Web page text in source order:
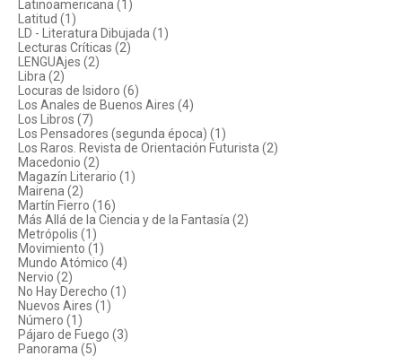
Latinoamericana (1)
Latitud (1)
LD - Literatura Dibujada (1)
Lecturas Críticas (2)
LENGUAjes (2)
Libra (2)
Locuras de Isidoro (6)
Los Anales de Buenos Aires (4)
Los Libros (7)
Los Pensadores (segunda época) (1)
Los Raros. Revista de Orientación Futurista (2)
Macedonio (2)
Magazín Literario (1)
Mairena (2)
Martín Fierro (16)
Más Allá de la Ciencia y de la Fantasía (2)
Metrópolis (1)
Movimiento (1)
Mundo Atómico (4)
Nervio (2)
No Hay Derecho (1)
Nuevos Aires (1)
Número (1)
Pájaro de Fuego (3)
Panorama (5)